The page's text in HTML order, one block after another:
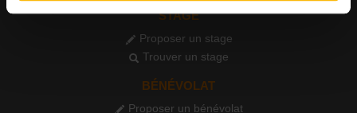
STAGE
Proposer un stage
Trouver un stage
BÉNÉVOLAT
Proposer un bénévolat